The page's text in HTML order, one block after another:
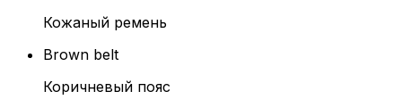
Кожаный ремень
Brown belt
Коричневый пояс